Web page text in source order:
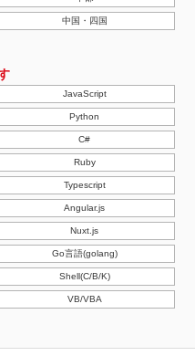
中国・四国
JavaScript
Python
C#
Ruby
Typescript
Angular.js
Nuxt.js
Go言語(golang)
Shell(C/B/K)
VB/VBA